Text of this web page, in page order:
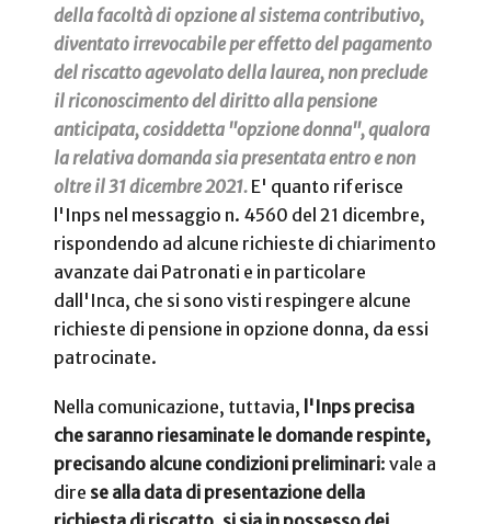
della facoltà di opzione al sistema contributivo,
diventato irrevocabile per effetto del pagamento
del riscatto agevolato della laurea, non preclude
il riconoscimento del diritto alla pensione
anticipata, cosiddetta "opzione donna", qualora
la relativa domanda sia presentata entro e non
oltre il 31 dicembre 2021. E' quanto riferisce
l'Inps nel messaggio n. 4560 del 21 dicembre,
rispondendo ad alcune richieste di chiarimento
avanzate dai Patronati e in particolare
dall'Inca, che si sono visti respingere alcune
richieste di pensione in opzione donna, da essi
patrocinate.
Nella comunicazione, tuttavia, l'Inps precisa
che saranno riesaminate le domande respinte,
precisando alcune condizioni preliminari: vale a
dire se alla data di presentazione della